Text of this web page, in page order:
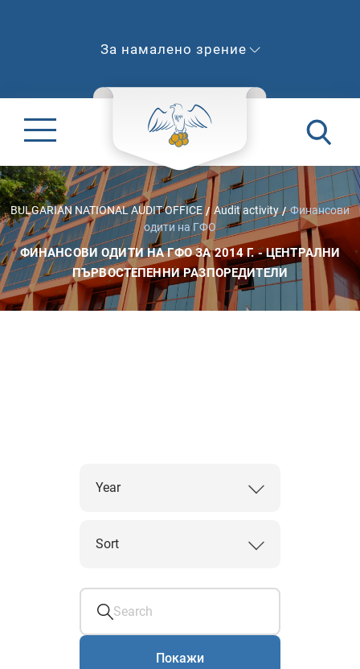
За намалено зрение
BULGARIAN NATIONAL AUDIT OFFICE Audit activity
Финансови
одити на ГФО
ФИНАНСОВИ ОДИТИ НА ГФО ЗА 2014 Г. - ЦЕНТРАЛНИ
ПЪРВОСТЕПЕННИ РАЗПОРЕДИТЕЛИ
Year
Sort
Покажи